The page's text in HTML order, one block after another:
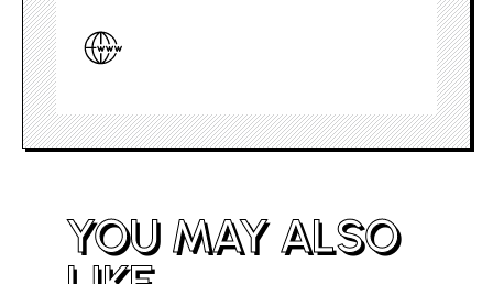
YOU MAY ALSO